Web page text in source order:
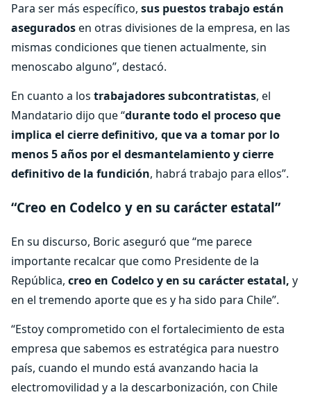
Para ser más específico, sus puestos trabajo están
aseguradosen otras divisiones de la empresa, en las
mismas condiciones que tienen actualmente, sin
menoscabo alguno”, destacó.
En cuanto a los trabajadores subcontratistas, el
Mandatario dijo que “durante todo el proceso que
implica el cierre definitivo, que va a tomar por lo
menos 5 años por el desmantelamiento y cierre
definitivo de la fundición, habrá trabajo para ellos”.
“Creo en Codelco y en su carácter estatal”
En su discurso, Boric aseguró que “me parece
importante recalcar que como Presidente de la
República, creo en Codelco y en su carácter estatal, y
en el tremendo aporte que es y ha sido para Chile”.
“Estoy comprometido con el fortalecimiento de esta
empresa que sabemos es estratégica para nuestro
país, cuando el mundo está avanzando hacia la
electromovilidad y a la descarbonización, con Chile